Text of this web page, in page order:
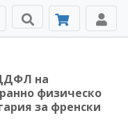
на
физическо
за френски